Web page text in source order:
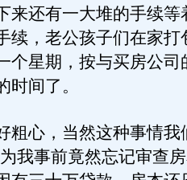
来还有一大堆的手续等
续，老公孩子们在家打
个星期，按与买房公司
间了。
心，当然这种事情我
我事前竟然忘记审查